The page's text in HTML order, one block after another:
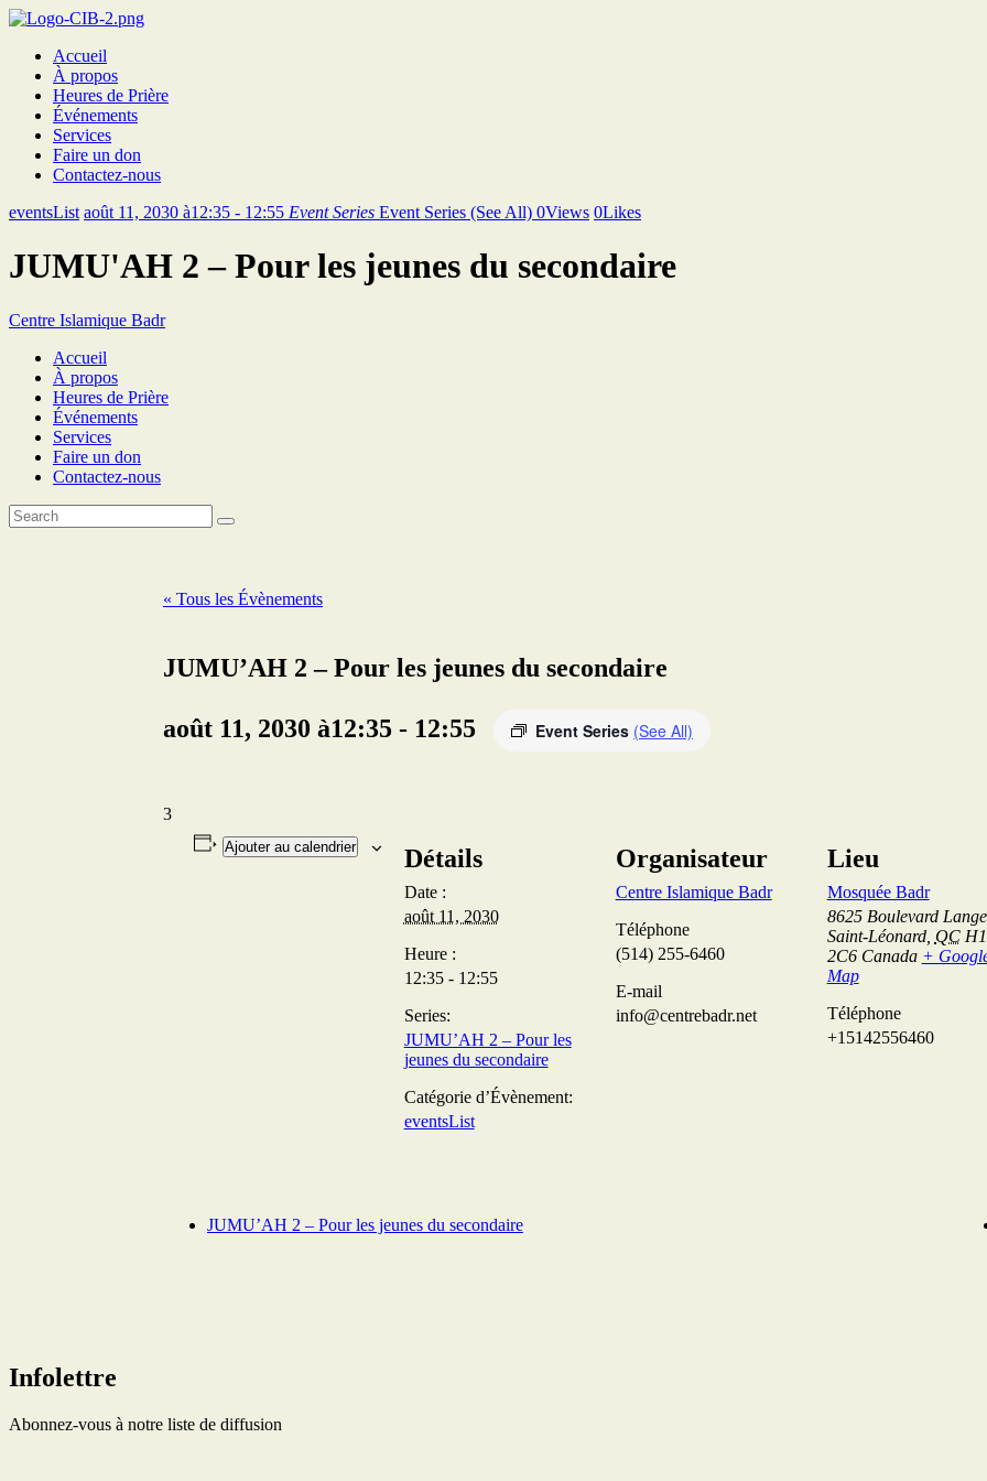
Accueil
À propos
Heures de Prière
Événements
Services
Faire un don
Contactez-nous
eventsList août 11, 2030 à12:35 - 12:55 Event Series Event Series (See All) 0Views 0Likes
JUMU'AH 2 – Pour les jeunes du secondaire
Centre Islamique Badr
Accueil
À propos
Heures de Prière
Événements
Services
Faire un don
Contactez-nous
« Tous les Évènements
JUMU’AH 2 – Pour les jeunes du secondaire
août 11, 2030 à12:35 - 12:55 Event Series (See All)
3
Ajouter au calendrier Détails
Date :
août 11, 2030
Heure :
12:35 - 12:55
Series:
JUMU’AH 2 – Pour les
jeunes du secondaire
Catégorie d’Évènement:
eventsList
Organisateur
Centre Islamique Badr
Téléphone
(514) 255-6460
E-mail
info@centrebadr.net
Lieu
Mosquée Badr
8625 Boulevard
Saint-Léonard, QC
2C6 Canada +
Map
Téléphone
+15142556460
JUMU’AH 2 – Pour les jeunes du secondaire
Infolettre
Abonnez-vous à notre liste de diffusion